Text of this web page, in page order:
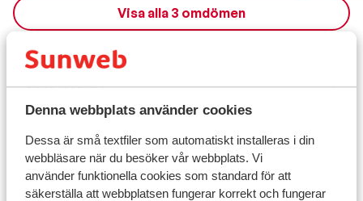
Denna webbplats använder cookies
Dessa är små textfiler som automatiskt installeras i din
webbläsare när du besöker vår webbplats. Vi
använder funktionella cookies som standard för att
säkerställa att webbplatsen fungerar korrekt och fungerar
Visa alla 3 omdömen
Liftkort
Skidskola
Utrustning